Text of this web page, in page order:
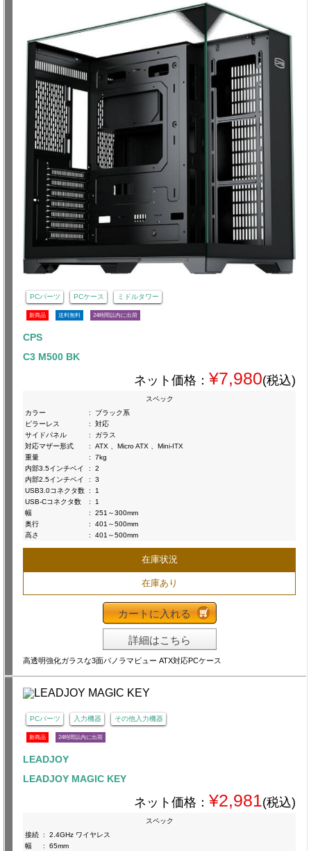
PCパーツ PCケース ミドルタワー
新商品 送料無料 24時間以内に出荷
CPS
C3 M500 BK
ネット価格： ¥7,980(税込)
スペック
カラー
:
ブラック系
ピラーレス
:
対応
サイドパネル
:
ガラス
対応マザー形式
:
ATX 、Micro ATX 、Mini-ITX
重量
:
7kg
内部3.5インチベイ
:
2
内部2.5インチベイ
:
3
USB3.0コネクタ数 :
1
USB-Cコネクタ数
:
1
幅
:
251～300mm
奥行
:
401～500mm
高さ
: 401～500mm
在庫状況
在庫あり
カートに入れる
詳細はこちら
高透明強化ガラスな3面パノラマビュー ATX対応PCケース
PCパーツ 入力機器 その他入力機器
新商品 24時間以内に出荷
LEADJOY
LEADJOY MAGIC KEY
ネット価格： ¥2,981(税込)
スペック
接続 :
2.4GHz ワイヤレス
幅
: 65mm